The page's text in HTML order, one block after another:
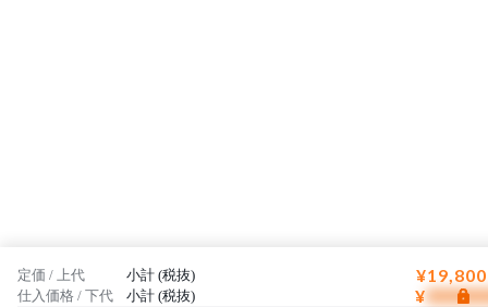
定価 / 上代 小計 (税抜)
仕入価格 / 下代 小計 (税抜) ¥